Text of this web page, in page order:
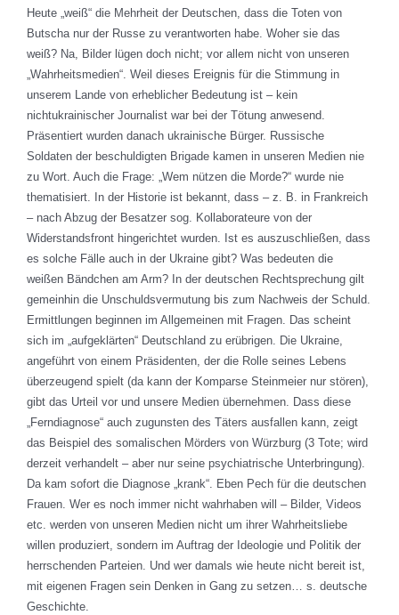
Heute „weiß“ die Mehrheit der Deutschen, dass die Toten von
Butscha nur der Russe zu verantworten habe. Woher sie das
weiß? Na, Bilder lügen doch nicht; vor allem nicht von unseren
„Wahrheitsmedien“. Weil dieses Ereignis für die Stimmung in
unserem Lande von erheblicher Bedeutung ist – kein
nichtukrainischer Journalist war bei der Tötung anwesend.
Präsentiert wurden danach ukrainische Bürger. Russische
Soldaten der beschuldigten Brigade kamen in unseren Medien nie
zu Wort. Auch die Frage: „Wem nützen die Morde?“ wurde nie
thematisiert. In der Historie ist bekannt, dass – z. B. in Frankreich
– nach Abzug der Besatzer sog. Kollaborateure von der
Widerstandsfront hingerichtet wurden. Ist es auszuschließen, dass
es solche Fälle auch in der Ukraine gibt? Was bedeuten die
weißen Bändchen am Arm? In der deutschen Rechtsprechung gilt
gemeinhin die Unschuldsvermutung bis zum Nachweis der Schuld.
Ermittlungen beginnen im Allgemeinen mit Fragen. Das scheint
sich im „aufgeklärten“ Deutschland zu erübrigen. Die Ukraine,
angeführt von einem Präsidenten, der die Rolle seines Lebens
überzeugend spielt (da kann der Komparse Steinmeier nur stören),
gibt das Urteil vor und unsere Medien übernehmen. Dass diese
„Ferndiagnose“ auch zugunsten des Täters ausfallen kann, zeigt
das Beispiel des somalischen Mörders von Würzburg (3 Tote; wird
derzeit verhandelt – aber nur seine psychiatrische Unterbringung).
Da kam sofort die Diagnose „krank“. Eben Pech für die deutschen
Frauen. Wer es noch immer nicht wahrhaben will – Bilder, Videos
etc. werden von unseren Medien nicht um ihrer Wahrheitsliebe
willen produziert, sondern im Auftrag der Ideologie und Politik der
herrschenden Parteien. Und wer damals wie heute nicht bereit ist,
mit eigenen Fragen sein Denken in Gang zu setzen… s. deutsche
Geschichte.